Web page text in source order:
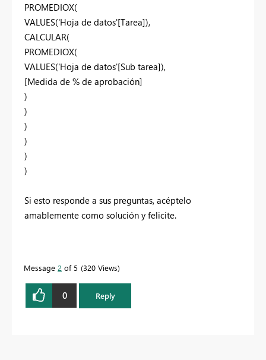
PROMEDIOX(
VALUES('Hoja de datos'[Tarea]),
CALCULAR(
PROMEDIOX(
VALUES('Hoja de datos'[Sub tarea]),
[Medida de % de aprobación]
)
)
)
)
)
)
Si esto responde a sus preguntas, acéptelo
amablemente como solución y felicite.
Message 2 of 5 320 Views
0 Reply